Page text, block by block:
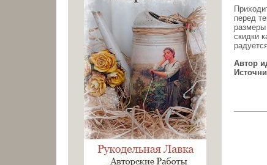
перед
размеры
скидки
Автор